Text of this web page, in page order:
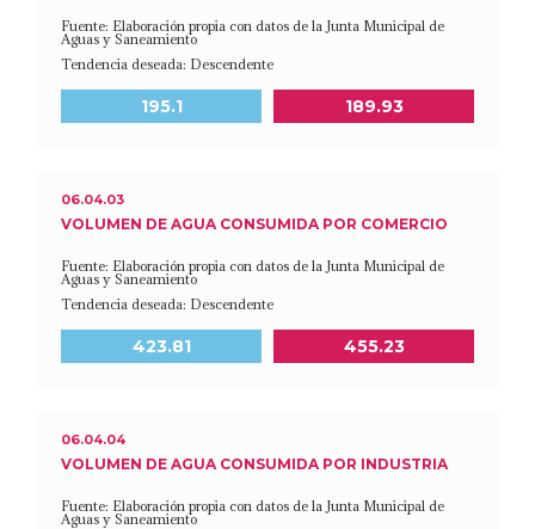
Fuente: Elaboración propia con datos de la Junta Municipal de
Aguas y Saneamiento
Tendencia deseada: Descendente
195.1 Meta a 2030
189.93
06.04.03
VOLUMEN DE AGUA CONSUMIDA POR COMERCIO
Fuente: Elaboración propia con datos de la Junta Municipal de
Aguas y Saneamiento
Tendencia deseada: Descendente
423.81 Meta a 2030
455.23
06.04.04
VOLUMEN DE AGUA CONSUMIDA POR INDUSTRIA
Fuente: Elaboración propia con datos de la Junta Municipal de
Aguas y Saneamiento